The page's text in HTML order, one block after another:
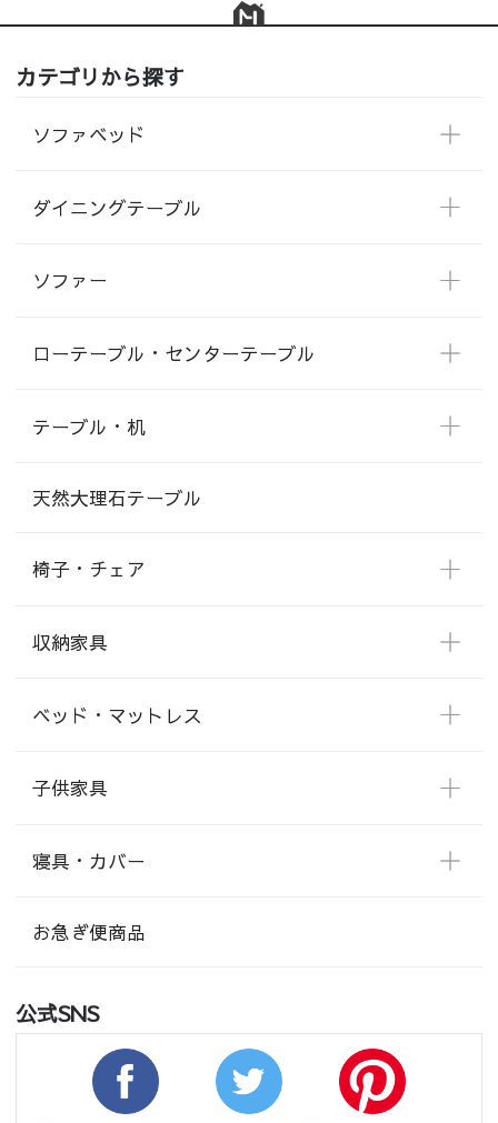
カテゴリから探す
ソファベッド
ダイニングテーブル
ソファー
ローテーブル・センターテーブル
テーブル・机
天然大理石テーブル
椅子・チェア
収納家具
ベッド・マットレス
子供家具
寝具・カバー
お急ぎ便商品
公式SNS